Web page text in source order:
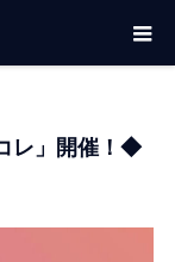
レ」開催！◆